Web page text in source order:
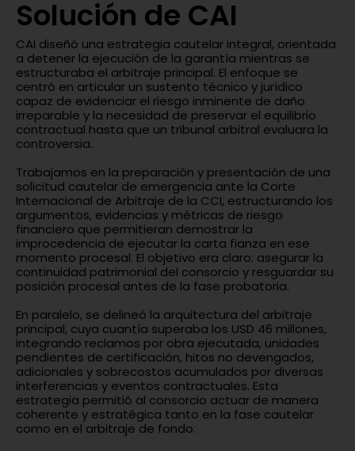
Solución de CAI
CAI diseñó una estrategia cautelar integral, orientada
a detener la ejecución de la garantía mientras se
estructuraba el arbitraje principal. El enfoque se
centró en articular un sustento técnico y jurídico
capaz de evidenciar el riesgo inminente de daño
irreparable y la necesidad de preservar el equilibrio
contractual hasta que un tribunal arbitral evaluara la
controversia.
Trabajamos en la preparación y presentación de una
solicitud cautelar de emergencia ante la Corte
Internacional de Arbitraje de la CCI, estructurando los
argumentos, evidencias y métricas de riesgo
financiero que permitieran demostrar la
improcedencia de ejecutar la carta fianza en ese
momento procesal. El objetivo era claro: asegurar la
continuidad patrimonial del consorcio y resguardar su
posición procesal antes de la fase probatoria.
En paralelo, se delineó la arquitectura del arbitraje
principal, cuya cuantía superaba los USD 46 millones,
integrando reclamos por obra ejecutada, unidades
pendientes de certificación, hitos no devengados,
adicionales y sobrecostos acumulados por diversas
interferencias y eventos contractuales. Esta
estrategia permitió al consorcio actuar de manera
coherente y estratégica tanto en la fase cautelar
como en el arbitraje de fondo.